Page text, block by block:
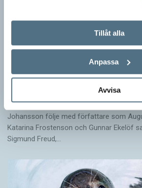
Tillåt alla
Anpassa
Avvisa
Egna tankar om andras
I boken Om skrivande slår
Johansson följe med författare som
Katarina Frostenson och Gunnar Ekelöf
Sigmund Freud,…